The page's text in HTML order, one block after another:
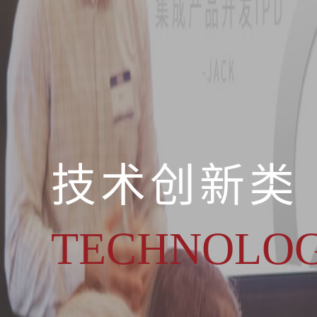
技术创新类